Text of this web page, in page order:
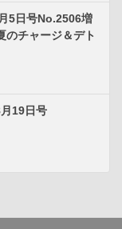
5日号No.2506増
のチャージ＆デト
19日号